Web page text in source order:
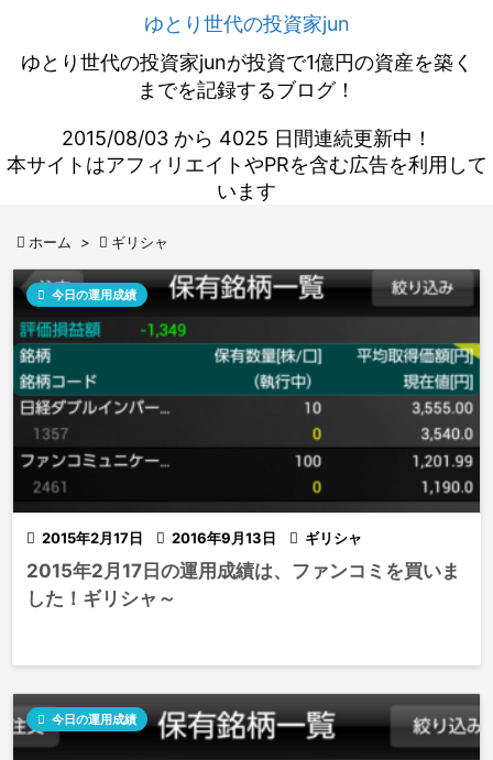
ゆとり世代の投資家jun
ゆとり世代の投資家junが投資で1億円の資産を築く
までを記録するブログ！
2015/08/03 から 4025 日間連続更新中！
本サイトはアフィリエイトやPRを含む広告を利用して
います
 ホーム >  ギリシャ
 2015年2月17日  2016年9月13日
 今日の運用成績
 ギリシャ
2015年2月17日の運用成績は、ファンコミを買いま
した！ギリシャ～
 今日の運用成績